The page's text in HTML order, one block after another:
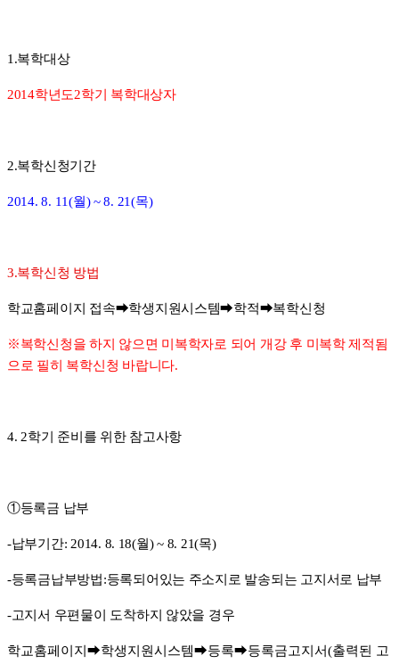
1.복학대상
2014학년도2학기 복학대상자
2.복학신청기간
2014. 8. 11(월) ~ 8. 21(목)
3.복학신청 방법
학교홈페이지 접속➡학생지원시스템➡학적➡복학신청
※복학신청을 하지 않으면 미복학자로 되어 개강 후 미복학 제적됨
으로 필히 복학신청 바랍니다.
4. 2학기 준비를 위한 참고사항
①등록금 납부
-납부기간: 2014. 8. 18(월) ~ 8. 21(목)
-등록금납부방법:등록되어있는 주소지로 발송되는 고지서로 납부
-고지서 우편물이 도착하지 않았을 경우
학교홈페이지 ➡학생지원시스템➡등록➡등록금고지서(출력된 고